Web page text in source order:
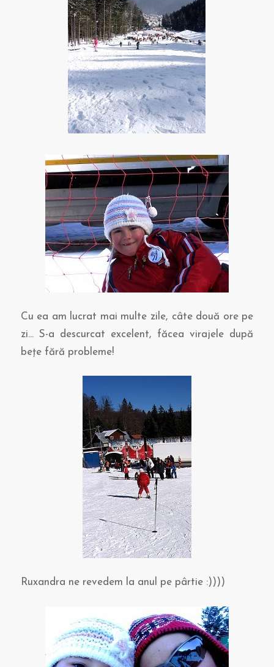
Cu ea am lucrat mai multe zile, câte două ore pe
zi… S-a descurcat excelent, făcea virajele după
beţe fără probleme!
Ruxandra ne revedem la anul pe pârtie :))))